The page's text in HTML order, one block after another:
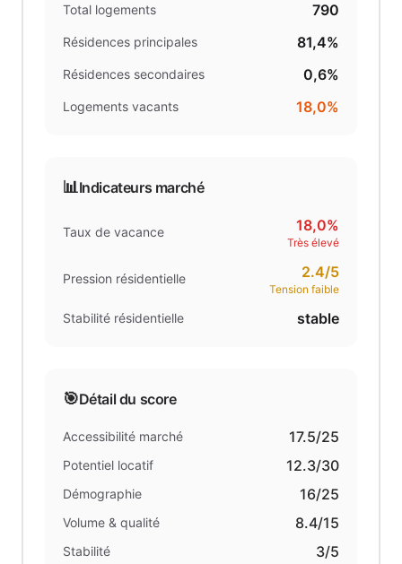
Total logements 790
Résidences principales 81,4%
Résidences secondaires 0,6%
Logements vacants 18,0%
📊Indicateurs marché
Taux de vacance 18,0%
Très élevé
Pression résidentielle 2.4/5
Tension faible
Stabilité résidentielle stable
🎯Détail du score
Accessibilité marché 17.5/25
Potentiel locatif 12.3/30
Démographie 16/25
Volume & qualité 8.4/15
Stabilité 3/5